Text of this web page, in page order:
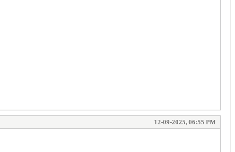
12-09-2025, 06:55 PM